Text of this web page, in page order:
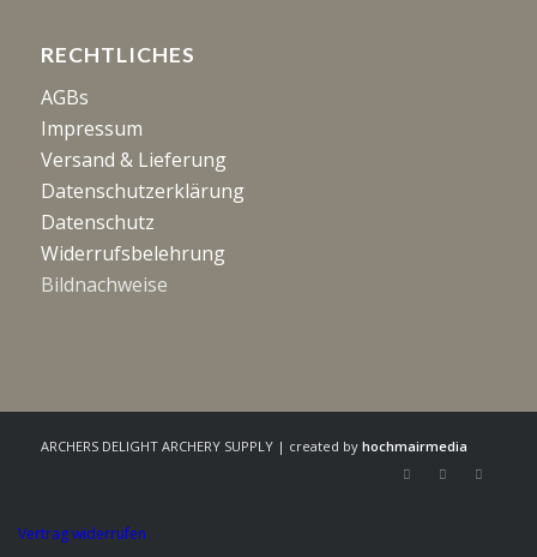
RECHTLICHES
AGBs
Impressum
Versand & Lieferung
Datenschutzerklärung
Datenschutz
Widerrufsbelehrung
Bildnachweise
ARCHERS DELIGHT ARCHERY SUPPLY | created by hochmairmedia
Vertrag widerrufen